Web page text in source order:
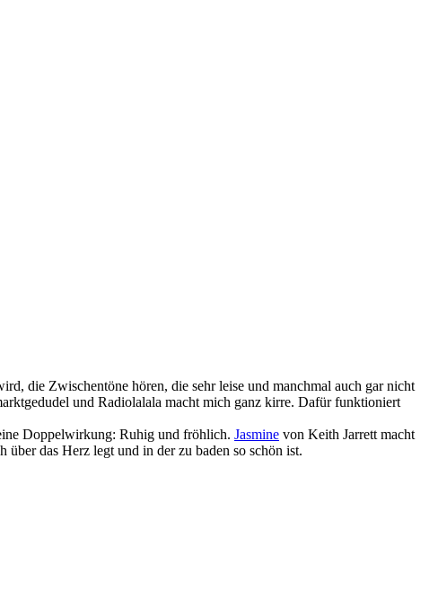
die Zwischentöne hören, die sehr leise und manchmal auch gar nicht
und Radiolalala macht mich ganz kirre. Dafür funktioniert
Doppelwirkung: Ruhig und fröhlich. Jasmine von Keith Jarrett macht
über das Herz legt und in der zu baden so schön ist.